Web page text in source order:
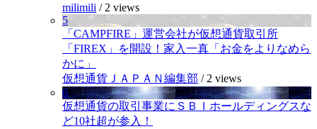
milimili / 2 views
5
「CAMPFIRE」運営会社が仮想通貨取引所
「FIREX」を開設！家入一真「お金をよりなめら
かに」
仮想通貨ＪＡＰＡＮ編集部 / 2 views
6
仮想通貨の取引事業にＳＢＩホールディングスな
ど10社超が参入！